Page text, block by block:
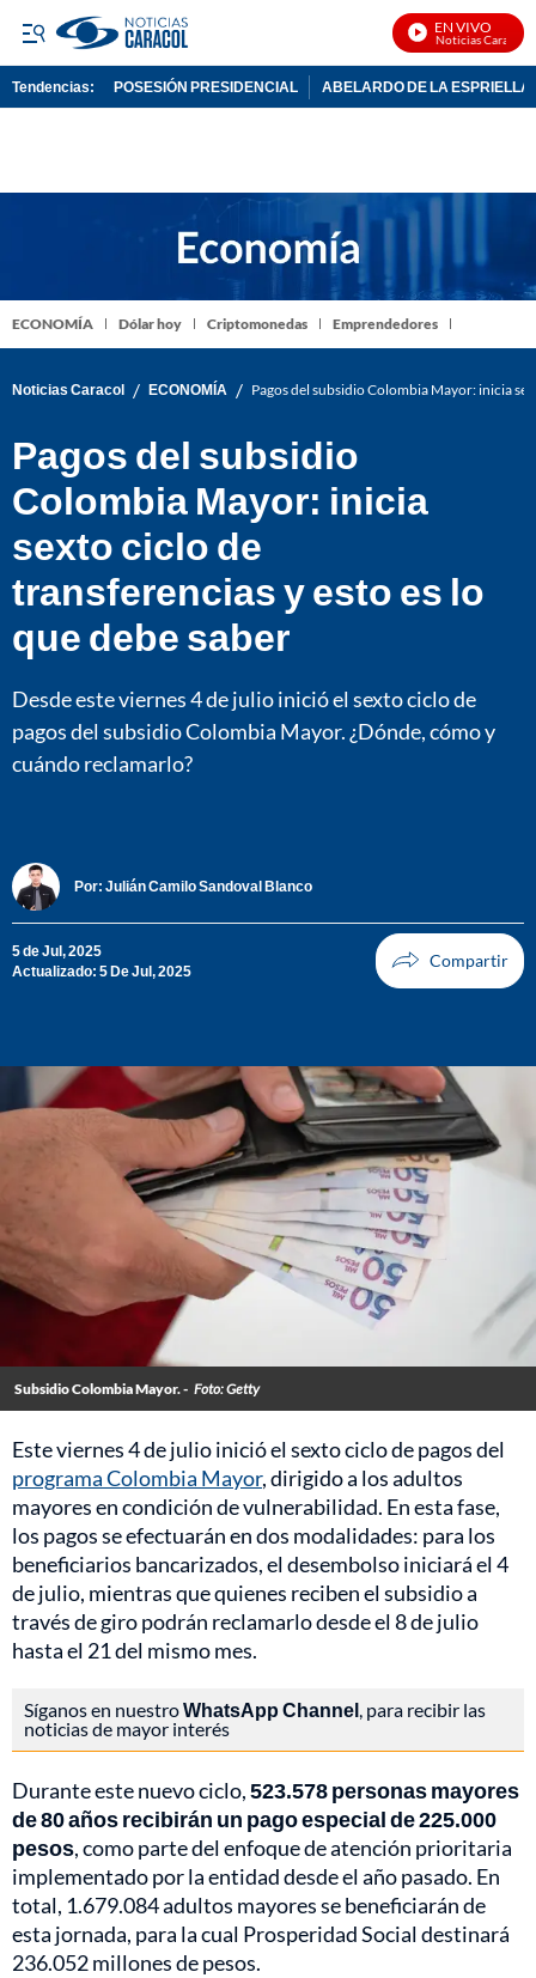
EN VIVO
Noticias Caracol
Tendencias: POSESIÓN PRESIDENCIAL ABELARDO DE LA ESPRIELLA
ECONOMÍA Dólar hoy Criptomonedas Emprendedores
Noticias Caracol / ECONOMÍA / Pagos del subsidio Colombia Mayor: inicia
Pagos del subsidio
Colombia Mayor: inicia
sexto ciclo de
transferencias y esto es lo
que debe saber
Desde este viernes 4 de julio inició el sexto ciclo de
pagos del subsidio Colombia Mayor. ¿Dónde, cómo y
cuándo reclamarlo?
Por: Julián Camilo Sandoval Blanco
5 de Jul, 2025
Actualizado: 5 De Jul, 2025
Subsidio Colombia Mayor. - Foto: Getty
Este viernes 4 de julio inició el sexto ciclo de pagos del
programa Colombia Mayor, dirigido a los adultos
mayores en condición de vulnerabilidad. En esta fase,
los pagos se efectuarán en dos modalidades: para los
beneficiarios bancarizados, el desembolso iniciará el 4
de julio, mientras que quienes reciben el subsidio a
través de giro podrán reclamarlo desde el 8 de julio
hasta el 21 del mismo mes.
Síganos en nuestroWhatsApp Channel, para recibir las
noticias de mayor interés
Durante este nuevo ciclo,523.578 personas mayores
de 80 años recibirán un pago especial de 225.000
pesos, como parte del enfoque de atención prioritaria
implementado por la entidad desde el año pasado. En
total, 1.679.084 adultos mayores se beneficiarán de
esta jornada, para la cual Prosperidad Social destinará
236.052 millones de pesos.